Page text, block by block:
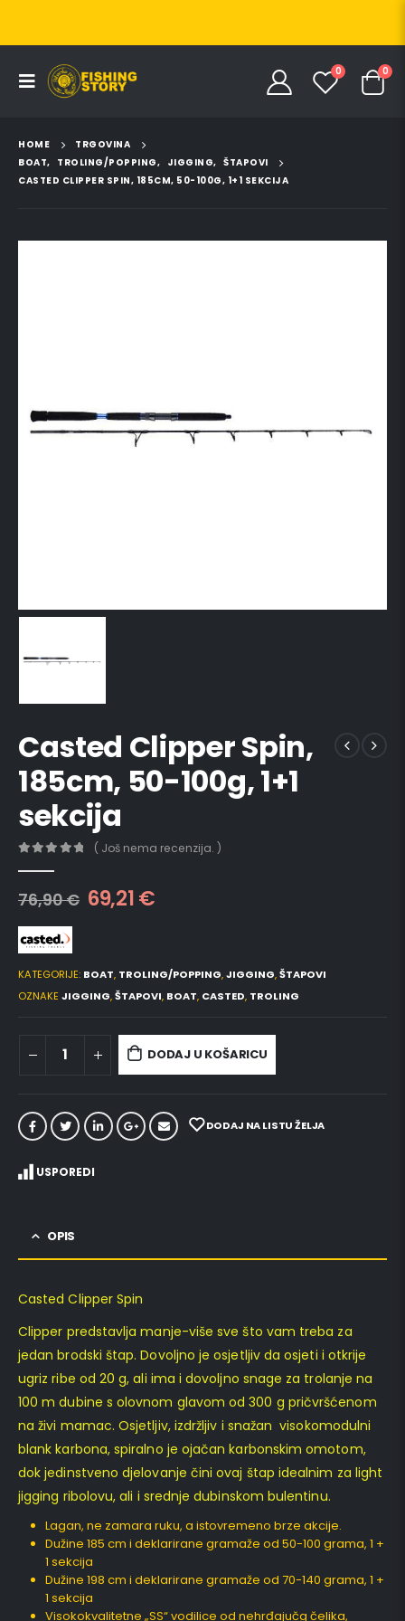
0 0
HOME
TRGOVINA
BOAT, TROLING/POPPING, JIGGING, ŠTAPOVI
CASTED CLIPPER SPIN, 185CM, 50-100G, 1+1 SEKCIJA
Casted Clipper Spin,
185cm, 50-100g, 1+1
sekcija
( Još nema recenzija. )
76,90€ 69,21€
KATEGORIJE: BOAT, TROLING/POPPING,JIGGING,ŠTAPOVI
OZNAKE JIGGING,ŠTAPOVI, BOAT, CASTED, TROLING
DODAJ U KOŠARICU
DODAJ NA LISTU ŽELJA
USPOREDI
OPIS
Casted Clipper Spin
Clipper predstavlja manje-više sve što vam treba za
jedan brodski štap. Dovoljno je osjetljiv da osjeti i otkrije
ugriz ribe od 20 g, ali ima i dovoljno snage za trolanje na
100 m dubine s olovnom glavom od 300 g pričvršćenom
na živi mamac. Osjetljiv, izdržljiv i snažan visokomodulni
blank karbona, spiralno je ojačan karbonskim omotom,
dok jedinstveno djelovanje čini ovaj štap idealnim za light
jigging ribolovu, ali i srednje dubinskom bulentinu.
Lagan, ne zamara ruku, a istovremeno brze akcije.
Dužine 185 cm i deklarirane gramaže od 50-100 grama, 1 +
1 sekcija
Dužine 198 cm i deklarirane gramaže od 70-140 grama, 1 +
1 sekcija
Visokokvalitetne „SS“ vodilice od nehrđajučg čelika,